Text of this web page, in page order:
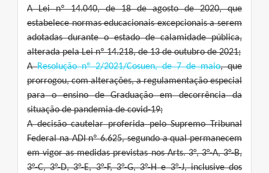
A Lei nº 14.040, de 18 de agosto de 2020, que
estabelece normas educacionais excepcionais a serem
adotadas durante o estado de calamidade pública,
alterada pela Lei nº 14.218, de 13 de outubro de 2021;
AResolução nº 2/2021/Cosuen, de 7 de maio, que
prorrogou, com alterações, a regulamentação especial
para o ensino de Graduação em decorrência da
situação de pandemia de covid-19;
A decisão cautelar proferida pelo Supremo Tribunal
Federal na ADI nº 6.625, segundo a qual permanecem
em vigor as medidas previstas nos Arts. 3°, 3°-A, 3°-B,
3°-C, 3°-D, 3°-E, 3°-F, 3°-G, 3°-H e 3°-J, inclusive dos